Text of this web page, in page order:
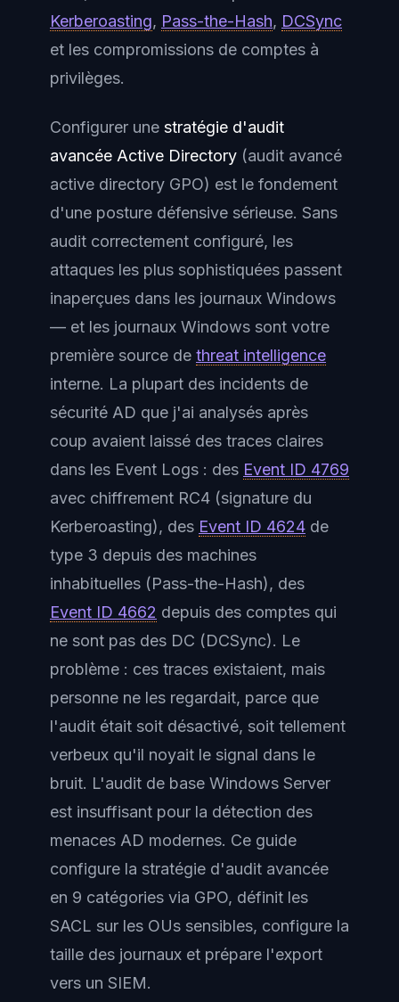
Kerberoasting, Pass-the-Hash, DCSync
et les compromissions de comptes à
privilèges.
Configurer une stratégie d'audit
avancée Active Directory (audit avancé
active directory GPO) est le fondement
d'une posture défensive sérieuse. Sans
audit correctement configuré, les
attaques les plus sophistiquées passent
inaperçues dans les journaux Windows
— et les journaux Windows sont votre
première source de threat intelligence
interne. La plupart des incidents de
sécurité AD que j'ai analysés après
coup avaient laissé des traces claires
dans les Event Logs : des Event ID 4769
avec chiffrement RC4 (signature du
Kerberoasting), des Event ID 4624 de
type 3 depuis des machines
inhabituelles (Pass-the-Hash), des
Event ID 4662 depuis des comptes qui
ne sont pas des DC (DCSync). Le
problème : ces traces existaient, mais
personne ne les regardait, parce que
l'audit était soit désactivé, soit tellement
verbeux qu'il noyait le signal dans le
bruit. L'audit de base Windows Server
est insuffisant pour la détection des
menaces AD modernes. Ce guide
configure la stratégie d'audit avancée
en 9 catégories via GPO, définit les
SACL sur les OUs sensibles, configure la
taille des journaux et prépare l'export
vers un SIEM.